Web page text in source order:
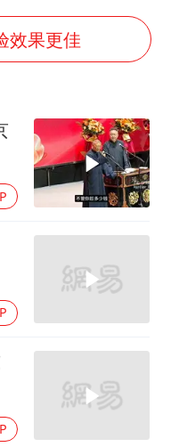
大暴雨
冲奖
枪口对准中国记者
笔试第一被劝弃考涉事副校长被撤职
壁置换
效果更佳